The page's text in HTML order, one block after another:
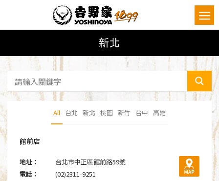
新北
All 台北 新北 桃園 新竹 台中 高雄
館前店
地址：
台北市中正區館前路59號
電話：
(02)2311-9251